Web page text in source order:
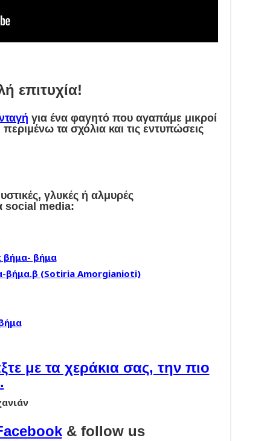
επιτυχία!
για ένα φαγητό που αγαπάμε μικροί
τα σχόλια και τις εντυπώσεις
γλυκές ή αλμυρές
social media:
βήμα- βήμα
βήμα.β (Sotiria Amorgianioti)
με τα χεράκια σας, την πιο
& follow us